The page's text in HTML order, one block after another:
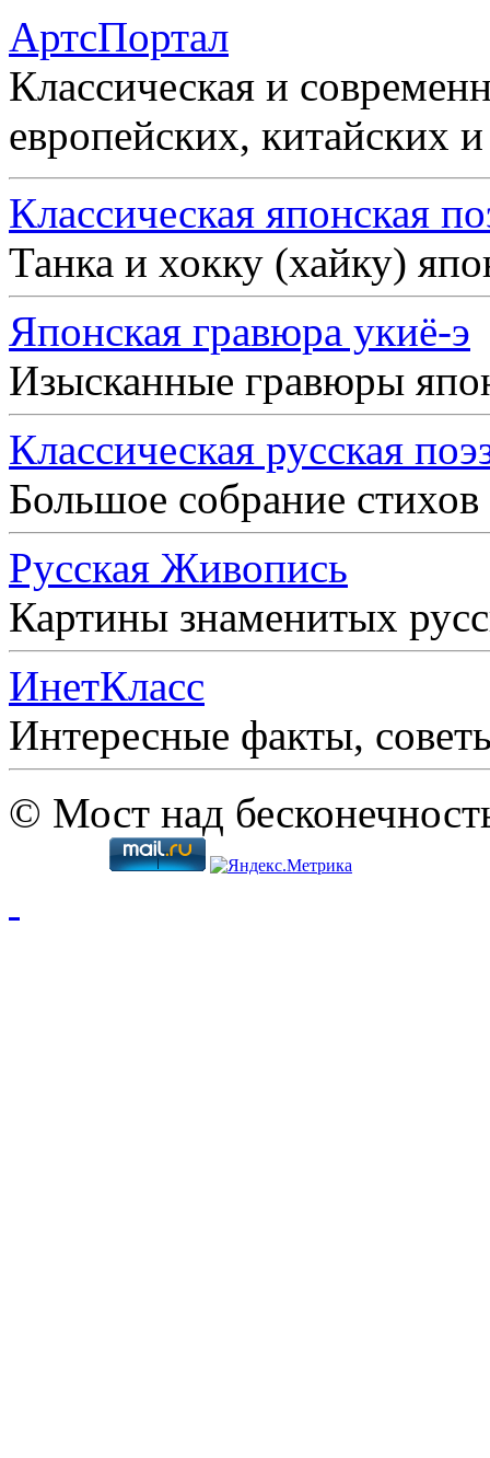
АртсПортал
Классическая и
европейских, китайских
Классическая японская
Танка и хокку (хайку)
Японская гравюра укиё-э
Изысканные гравюры
Классическая русская
Большое собрание
Русская Живопись
Картины знаменитых
ИнетКласс
Интересные факты,
© Мост над